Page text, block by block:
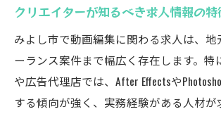
クリエイターが知るべき求人情報の特
みよし市で動画編集に関わる求人は、地
ーランス案件まで幅広く存在します。特
や広告代理店では、After Effectsや
する傾向が強く、実務経験がある人材が